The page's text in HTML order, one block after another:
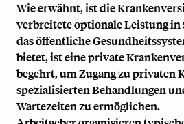
Wie erwähnt, ist die
verbreitete optionale Leistung in
das öffentliche
bietet, ist eine private
begehrt, um Zugang zu privaten
spezialisierten Behandlungen
Wartezeiten zu ermöglichen.